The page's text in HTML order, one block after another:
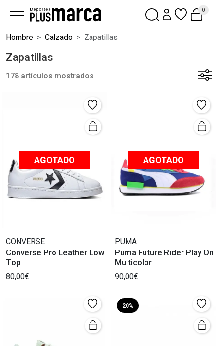
0
Hombre Calzado Zapatillas
Zapatillas
178 artículos mostrados
AGOTADO
CONVERSE
Converse Pro Leather Low
Top
80,00€
AGOTADO
PUMA
Puma Future Rider Play On
Multicolor
90,00€
20%